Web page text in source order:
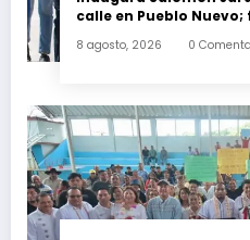
calle en Pueblo
8 agosto, 2026 0